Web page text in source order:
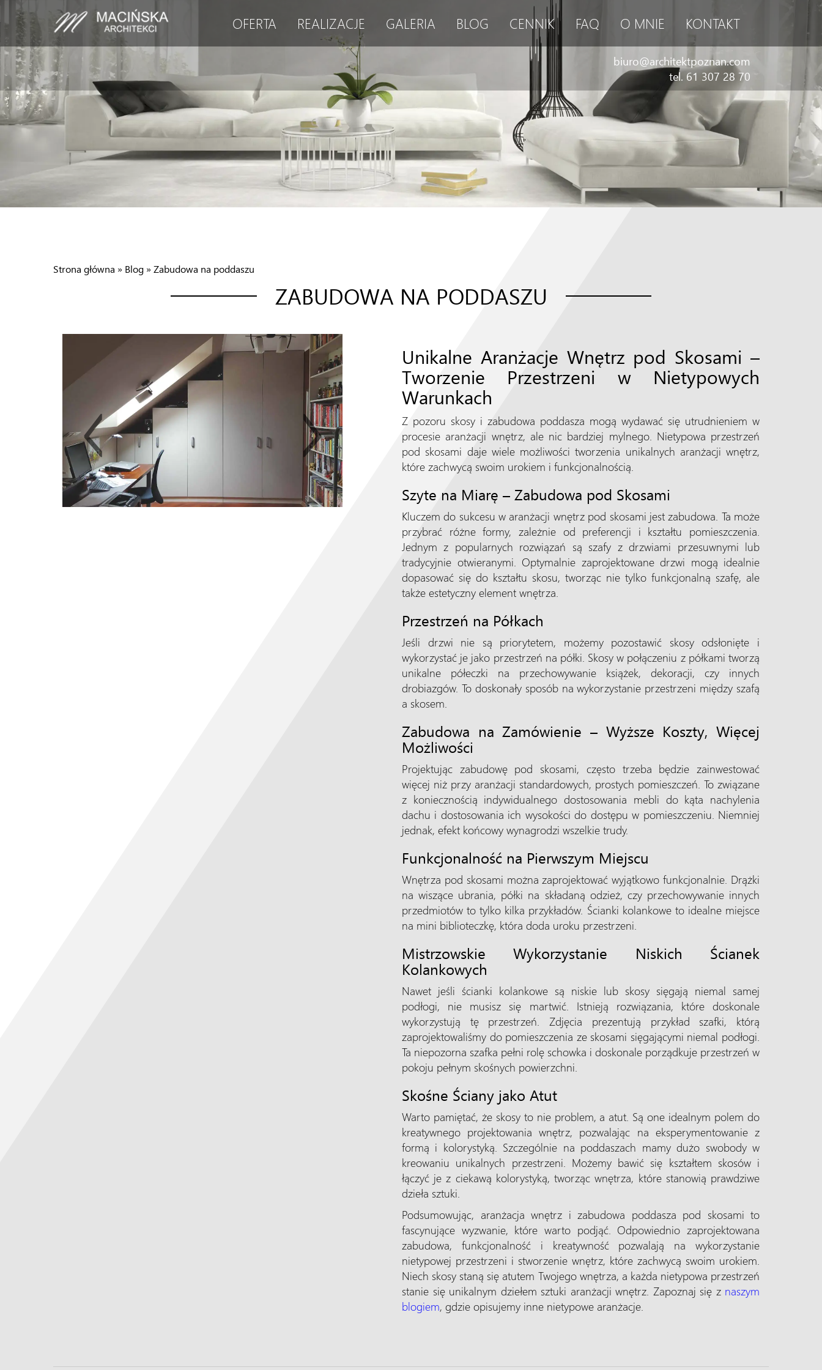
OFERTA REALIZACJE GALERIA BLOG CENNIK FAQ O MNIE KONTAKT
biuro@architektpoznan.com
tel. 61 307 28 70
Strona główna » Blog »Zabudowa na poddaszu
ZABUDOWA NA PODDASZU
Unikalne Aranżacje Wnętrz pod Skosami –
Tworzenie Przestrzeni w Nietypowych
Warunkach
Z pozoru skosy i zabudowa poddasza mogą wydawać się utrudnieniem w
procesie aranżacji wnętrz, ale nic bardziej mylnego. Nietypowa przestrzeń
pod skosami daje wiele możliwości tworzenia unikalnych aranżacji wnętrz,
które zachwycą swoim urokiem i funkcjonalnością.
Szyte na Miarę – Zabudowa pod Skosami
Kluczem do sukcesu w aranżacji wnętrz pod skosami jest zabudowa. Ta może
przybrać różne formy, zależnie od preferencji i kształtu pomieszczenia.
Jednym z popularnych rozwiązań są szafy z drzwiami przesuwnymi lub
tradycyjnie otwieranymi. Optymalnie zaprojektowane drzwi mogą idealnie
dopasować się do kształtu skosu, tworząc nie tylko funkcjonalną szafę, ale
także estetyczny element wnętrza.
Przestrzeń na Półkach
Jeśli drzwi nie są priorytetem, możemy pozostawić skosy odsłonięte i
wykorzystać je jako przestrzeń na półki. Skosy w połączeniu z półkami tworzą
unikalne półeczki na przechowywanie książek, dekoracji, czy innych
drobiazgów. To doskonały sposób na wykorzystanie przestrzeni między szafą
a skosem.
Zabudowa na Zamówienie – Wyższe Koszty, Więcej
Możliwości
Projektując zabudowę pod skosami, często trzeba będzie zainwestować
więcej niż przy aranżacji standardowych, prostych pomieszczeń. To związane
z koniecznością indywidualnego dostosowania mebli do kąta nachylenia
dachu i dostosowania ich wysokości do dostępu w pomieszczeniu. Niemniej
jednak, efekt końcowy wynagrodzi wszelkie trudy.
Funkcjonalność na Pierwszym Miejscu
Wnętrza pod skosami można zaprojektować wyjątkowo funkcjonalnie. Drążki
na wiszące ubrania, półki na składaną odzież, czy przechowywanie innych
przedmiotów to tylko kilka przykładów. Ścianki kolankowe to idealne miejsce
na mini biblioteczkę, która doda uroku przestrzeni.
Mistrzowskie Wykorzystanie Niskich Ścianek
Kolankowych
Nawet jeśli ścianki kolankowe są niskie lub skosy sięgają niemal samej
podłogi, nie musisz się martwić. Istnieją rozwiązania, które doskonale
wykorzystują tę przestrzeń. Zdjęcia prezentują przykład szafki, którą
zaprojektowaliśmy do pomieszczenia ze skosami sięgającymi niemal podłogi.
Ta niepozorna szafka pełni rolę schowka i doskonale porządkuje przestrzeń w
pokoju pełnym skośnych powierzchni.
Skośne Ściany jako Atut
Warto pamiętać, że skosy to nie problem, a atut. Są one idealnym polem do
kreatywnego projektowania wnętrz, pozwalając na eksperymentowanie z
formą i kolorystyką. Szczególnie na poddaszach mamy dużo swobody w
kreowaniu unikalnych przestrzeni. Możemy bawić się kształtem skosów i
łączyć je z ciekawą kolorystyką, tworząc wnętrza, które stanowią prawdziwe
dzieła sztuki.
Podsumowując, aranżacja wnętrz i zabudowa poddasza pod skosami to
fascynujące wyzwanie, które warto podjąć. Odpowiednio zaprojektowana
zabudowa, funkcjonalność i kreatywność pozwalają na wykorzystanie
nietypowej przestrzeni i stworzenie wnętrz, które zachwycą swoim urokiem.
Niech skosy staną się atutem Twojego wnętrza, a każda nietypowa przestrzeń
stanie się unikalnym dziełem sztuki aranżacji wnętrz. Zapoznaj się z naszym
blogiem, gdzie opisujemy inne nietypowe aranżacje.